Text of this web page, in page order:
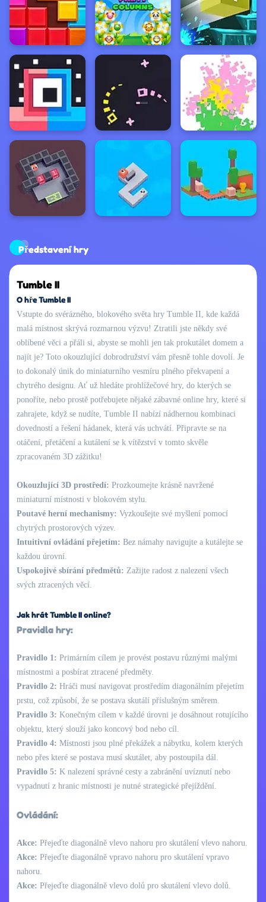
Představení hry
Tumble II
O hře Tumble II
Vstupte do svérázného, blokového světa hry Tumble II, kde každá
malá místnost skrývá rozmarnou výzvu! Ztratili jste někdy své
oblíbené věci a přáli si, abyste se mohli jen tak prokutálet domem a
najít je? Toto okouzlující dobrodružství vám přesně tohle dovolí. Je
to dokonalý únik do miniaturního vesmíru plného překvapení a
chytrého designu. Ať už hledáte prohlížečové hry, do kterých se
ponoříte, nebo prostě potřebujete nějaké zábavné online hry, které si
zahrajete, když se nudíte, Tumble II nabízí nádhernou kombinaci
dovedností a řešení hádanek, která vás uchvátí. Připravte se na
otáčení, přetáčení a kutálení se k vítězství v tomto skvěle
zpracovaném 3D zážitku!
Okouzlující 3D prostředí: Prozkoumejte krásně navržené
miniaturní místnosti v blokovém stylu.
Poutavé herní mechanismy: Vyzkoušejte své myšlení pomocí
chytrých prostorových výzev.
Intuitivní ovládání přejetím: Bez námahy navigujte a kutálejte se
každou úrovní.
Uspokojivé sbírání předmětů: Zažijte radost z nalezení všech
svých ztracených věcí.
Jak hrát Tumble II online?
Pravidla hry:
Pravidlo 1: Primárním cílem je provést postavu různými malými
místnostmi a posbírat ztracené předměty.
Pravidlo 2: Hráči musí navigovat prostředím diagonálním přejetím
prstu, což způsobí, že se postava skutálí příslušným směrem.
Pravidlo 3: Konečným cílem v každé úrovni je dosáhnout rotujícího
objektu, který slouží jako koncový bod nebo cíl.
Pravidlo 4: Místnosti jsou plné překážek a nábytku, kolem kterých
nebo přes které se postava musí skutálet, aby postoupila dál.
Pravidlo 5: K nalezení správné cesty a zabránění uvíznutí nebo
vypadnutí z hranic místnosti je nutné strategické přejíždění.
Ovládání:
Akce: Přejeďte diagonálně vlevo nahoru pro skutálení vlevo nahoru.
Akce: Přejeďte diagonálně vpravo nahoru pro skutálení vpravo
nahoru.
Akce: Přejeďte diagonálně vlevo dolů pro skutálení vlevo dolů.